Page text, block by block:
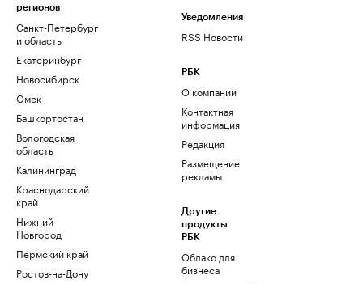
регионов
Санкт-Петербург
и область
Екатеринбург
Новосибирск
Омск
Башкортостан
Вологодская
область
Калининград
Краснодарский
край
Нижний
Новгород
Пермский край
Ростов-на-Дону
Уведомления
RSS Новости
РБК
О компании
Контактная
информация
Редакция
Размещение
рекламы
Другие
продукты
РБК
Облако для
бизнеса